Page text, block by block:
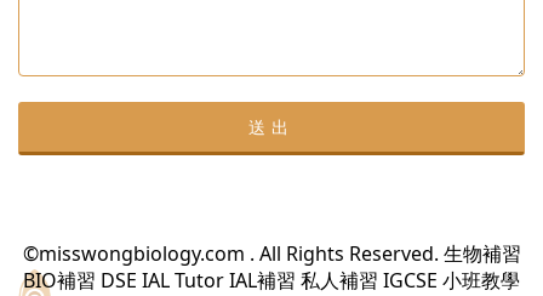
©misswongbiology.com . All Rights Reserved. 生物補習
BIO補習 DSE IAL Tutor IAL補習 私人補習 IGCSE 小班教學